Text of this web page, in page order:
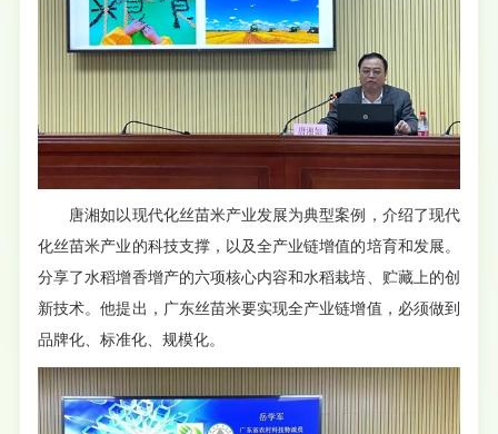
唐湘如以现代化丝苗米产业发展为典型案例，介绍了现代
化丝苗米产业的科技支撑，以及全产业链增值的培育和发展。
分享了水稻增香增产的六项核心内容和水稻栽培、贮藏上的创
新技术。他提出，广东丝苗米要实现全产业链增值，必须做到
品牌化、标准化、规模化。